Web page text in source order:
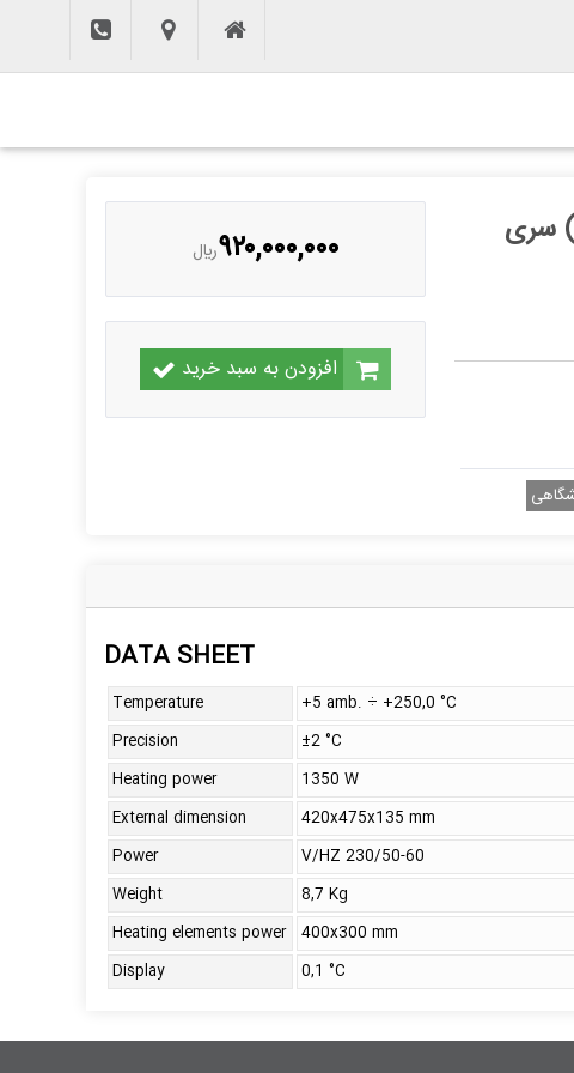
) سری
۹۲۰,۰۰۰,۰۰۰ريال
افزودن به سبد خرید
DATA SHEET
Temperature
+5 amb. ÷ +250,0 °C
Precision
±2 °C
Heating power
1350 W
External dimension
420x475x135 mm
Power
V/HZ 230/50-60
Weight
8,7 Kg
Heating elements power
400x300 mm
Display
0,1 °C